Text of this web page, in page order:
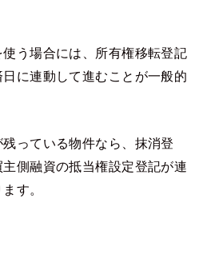
う場合には、所有権移転登記
に連動して進むことが一般的
っている物件なら、抹消登
側融資の抵当権設定登記が連
す。